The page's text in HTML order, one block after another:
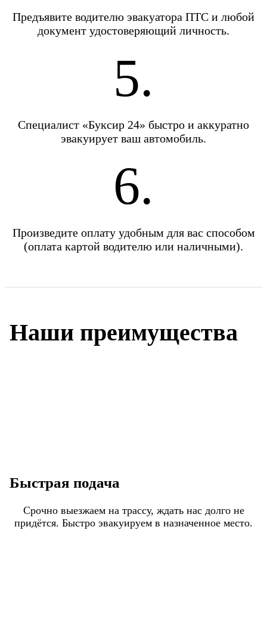
Предъявите водителю эвакуатора ПТС и любой
документ удостоверяющий личность.
5.
Специалист «Буксир 24» быстро и аккуратно
эвакуирует ваш автомобиль.
6.
Произведите оплату удобным для вас способом
(оплата картой водителю или наличными).
Наши преимущества
Быстрая подача
Срочно выезжаем на трассу, ждать нас долго не
придётся. Быстро эвакуируем в назначенное место.